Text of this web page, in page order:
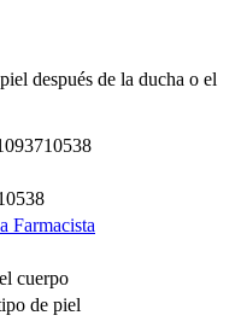
después de la ducha o el
Farmacista
cuerpo
de piel